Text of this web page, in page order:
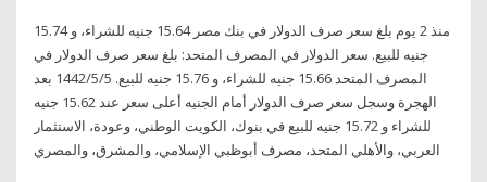
منذ 2 يوم بلغ سعر صرف الدولار في بنك مصر 15.64 جنيه للشراء، و 15.74
جنيه للبيع. سعر الدولار في المصرف المتحد: بلغ سعر صرف الدولار في
المصرف المتحد 15.66 جنيه للشراء، و 15.76 جنيه للبيع. 5‏‏/5‏‏/1442 بعد
الهجرة وسجل سعر صرف الدولار أمام الجنيه أعلى سعر عند 15.62 جنيه
للشراء و 15.72 جنيه للبيع في بنوك، الكويت الوطني، وعودة، الاستثمار
العربي، والأهلي المتحد، مصرف أبوظبي الإسلامي، والمشرق، والمصري